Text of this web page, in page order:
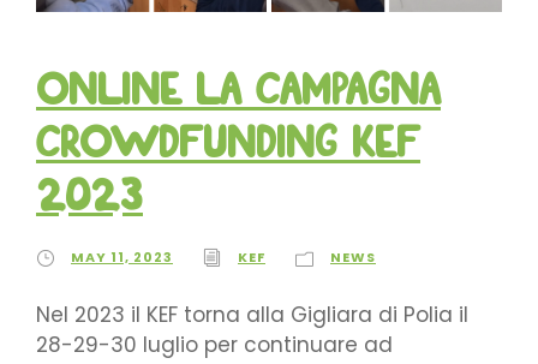
Online la campagna
crowdfunding KEF
2023
MAY 11, 2023 KEF NEWS
Nel 2023 il KEF torna alla Gigliara di Polia il
28-29-30 luglio per continuare ad